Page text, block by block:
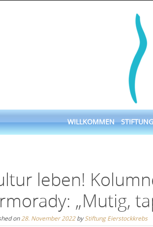
WILLKOMMEN
leben!
„Mutig,
on28. November 2022byStiftung Eierstockkrebs